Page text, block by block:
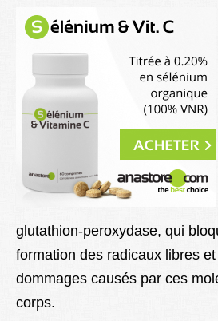
Lexique
Better Health
glutathion-peroxydase, qui
formation des radicaux libres
dommages causés par ces
corps.